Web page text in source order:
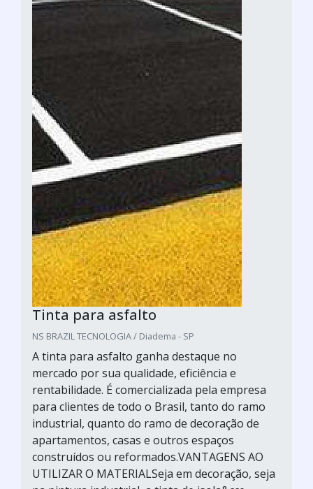
Tinta para asfalto
NS BRAZIL TECNOLOGIA / Diadema - SP
A tinta para asfalto ganha destaque no
mercado por sua qualidade, eficiência e
rentabilidade. É comercializada pela empresa
para clientes de todo o Brasil, tanto do ramo
industrial, quanto do ramo de decoração de
apartamentos, casas e outros espaços
construídos ou reformados.VANTAGENS AO
UTILIZAR O MATERIALSeja em decoração, seja